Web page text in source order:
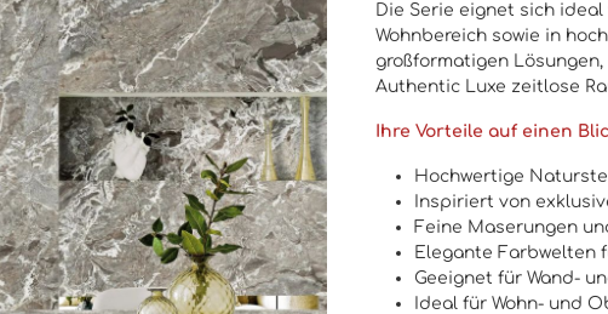
Die Serie eignet sich
Wohnbereich sowie in
großformatigen
Authentic Luxe zeitlose
Ihre Vorteile auf einen
Hochwertige
Inspiriert von
Feine Maserungen
Elegante Farbwelten
Geeignet für Wand-
Ideal für Wohn- und